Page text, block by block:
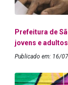
Prefeitura de
jovens e
Publicado em: 16/